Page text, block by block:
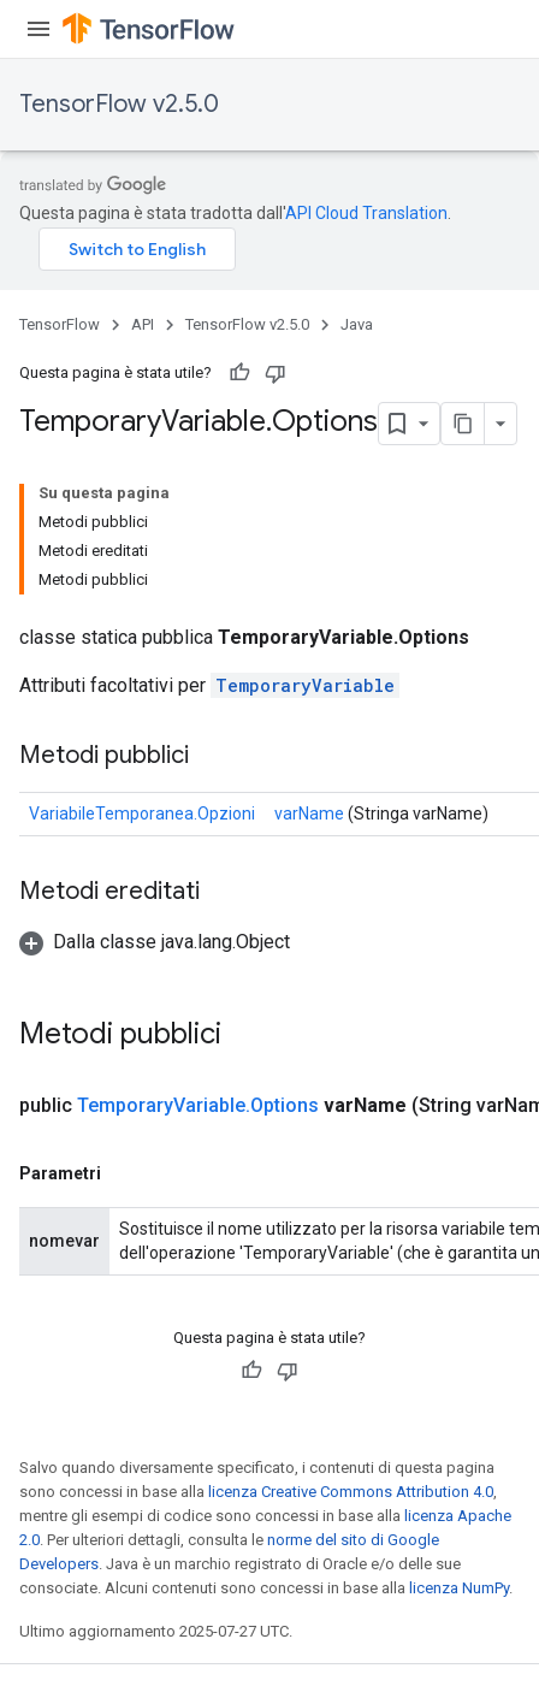
TensorFlow v2.5.0
Questa pagina è stata tradotta dall'API Cloud Translation
TensorFlow API TensorFlow v2.5.0 Java
Questa pagina è stata utile?
TemporaryVariable.Options
Su questa pagina
Metodi pubblici
Metodi ereditati
Metodi pubblici
classe statica pubblica TemporaryVariable.Options
Attributi facoltativi per TemporaryVariable
Metodi pubblici
VariabileTemporanea.Opzioni varName (Stringa varName)
Metodi ereditati
Dalla classe java.lang.Object
Metodi pubblici
public TemporaryVariable.Options varName (String var
Parametri
nomevar
Sostituisce il nome utilizzato per la risorsa variabile
dell'operazione 'TemporaryVariable' (che è garantita
Questa pagina è stata utile?
Salvo quando diversamente specificato, i contenuti di questa pagina
sono concessi in base alla licenza Creative Commons Attribution 4.0,
mentre gli esempi di codice sono concessi in base alla licenza Apache
2.0. Per ulteriori dettagli, consulta le norme del sito di Google
Developers. Java è un marchio registrato di Oracle e/o delle sue
consociate. Alcuni contenuti sono concessi in base alla licenza NumPy.
Ultimo aggiornamento 2025-07-27 UTC.